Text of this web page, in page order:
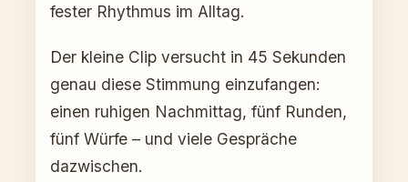
fester Rhythmus im Alltag.
Der kleine Clip versucht in 45 Sekunden
genau diese Stimmung einzufangen:
einen ruhigen Nachmittag, fünf Runden,
fünf Würfe – und viele Gespräche
dazwischen.